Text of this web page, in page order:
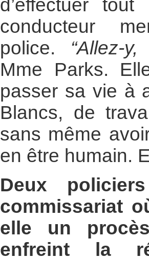
d’effectuer
conducteur
police. “Allez-
Mme Parks.
passer sa vie à
Blancs, de
sans même
en être humain.
Deux
commissariat
elle un
enfreint la